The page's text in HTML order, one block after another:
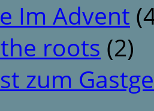
Im Advent
roots (2)
zum